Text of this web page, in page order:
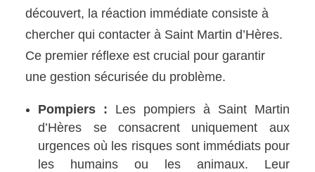
découvert, la réaction immédiate consiste à
chercher qui contacter à Saint Martin d’Hères.
Ce premier réflexe est crucial pour garantir
une gestion sécurisée du problème.
Pompiers : Les pompiers à Saint Martin
d’Hères se consacrent uniquement aux
urgences où les risques sont immédiats pour
les humains ou les animaux. Leur